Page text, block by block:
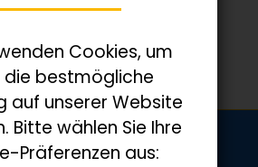
Cookies, um
die bestmögliche
auf unserer Website
Bitte wählen Sie Ihre
Präferenzen aus: